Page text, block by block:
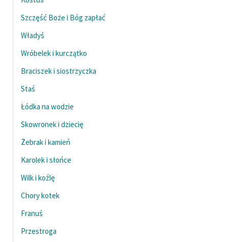
Dane fundacji i
sprawozdania finansowe
Regulamin darowizn
Informacja o treściach
wrażliwych
Deklaracja dostępności
Szczęść Boże i Bóg zapłać
Władyś
Wróbelek i kurczątko
Braciszek i siostrzyczka
Staś
Łódka na wodzie
Skowronek i dziecię
Żebrak i kamień
Karolek i słońce
Wilk i koźlę
Chory kotek
Franuś
Przestroga